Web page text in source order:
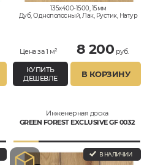
135x400-1500, 15мм
Дуб, Однополосный, Лак, Рустик, Натур
Цена за 1 м² 8 200 руб.
КУПИТЬ
ДЕШЕВЛЕ
В КОРЗИНУ
Инженерная доска
GREEN FOREST EXCLUSIVE GF 0032
В НАЛИЧИИ